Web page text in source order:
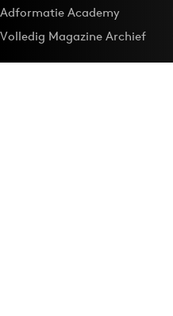
Adformatie Academy
Volledig Magazine Archief